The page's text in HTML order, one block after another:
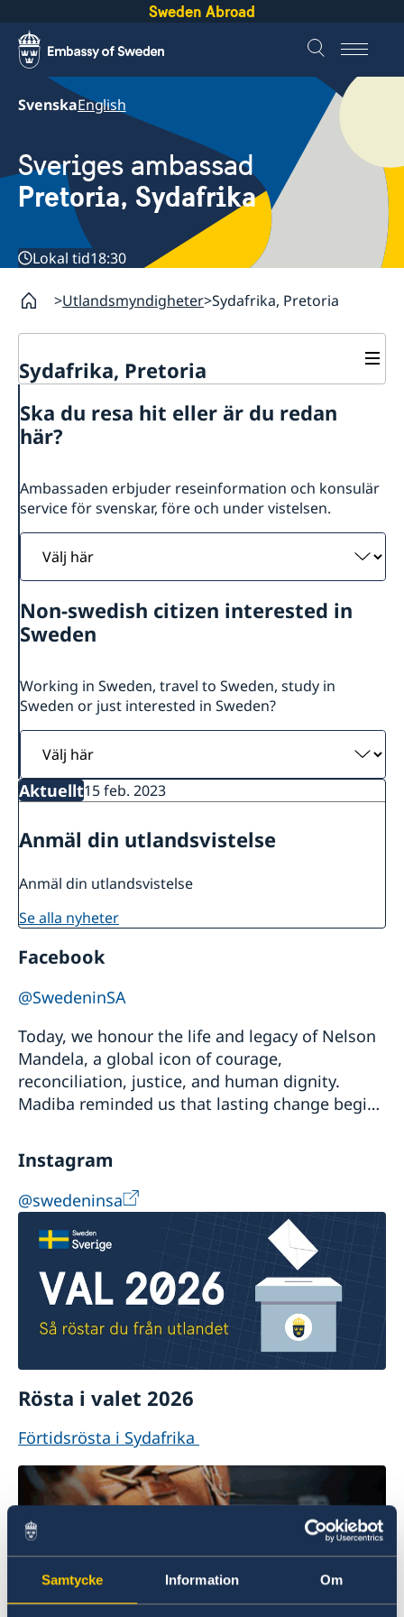
Samtycke Information Om
Sweden Abroad
SvenskaEnglish
Sveriges ambassad
Pretoria, Sydafrika
Lokal tid18:30
Utlandsmyndigheter Sydafrika, Pretoria
Sydafrika, Pretoria
Om oss
Sverige i Gaborone, Botswana
GDPR
Vi är en resurs för svenska företag
Team Sweden
Anmäl handelshinder
Aktuellt
Nyheter
Ska du resa hit eller är du redan
här?
Ambassaden erbjuder reseinformation och konsulär
service för svenskar, före och under vistelsen.
Välj
här
Non-swedish citizen interested in
Sweden
Working in Sweden, travel to Sweden, study in
Sweden or just interested in Sweden?
Välj
här
Aktuellt15 feb. 2023
Anmäl din utlandsvistelse
Anmäl din utlandsvistelse
se alla nyheter
Facebook
@SwedeninSA
Today, we honour the life and legacy of Nelson
Mandela, a global icon of courage,
reconciliation, justice, and human dignity.
Madiba reminded us that lasting change begins
service, a...
Instagram
@swedeninsa
Rösta i valet 2026
Förtidsrösta i Sydafrika